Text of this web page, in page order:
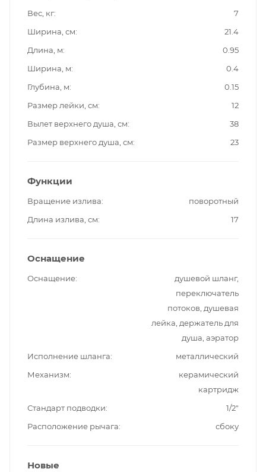
Вес, кг
7
Ширина, см
21.4
Длина, м
0.95
Ширина, м
0.4
Глубина, м
0.15
Размер лейки, см
12
Вылет верхнего душа, см
38
Размер верхнего душа, см
23
Функции
Вращение излива
поворотный
Длина излива, см
17
Оснащение
Оснащение
душевой шланг,
переключатель
потоков, душевая
лейка, держатель для
душа, аэратор
Исполнение шланга
металлический
Механизм
керамический
картридж
Стандарт подводки
1/2"
Расположение рычага
сбоку
Новые